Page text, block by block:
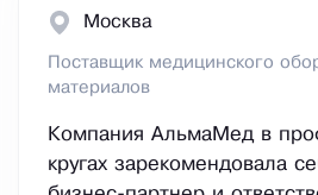
Москва
Поставщик медицинского
материалов
Компания АльмаМед в
кругах зарекомендовала